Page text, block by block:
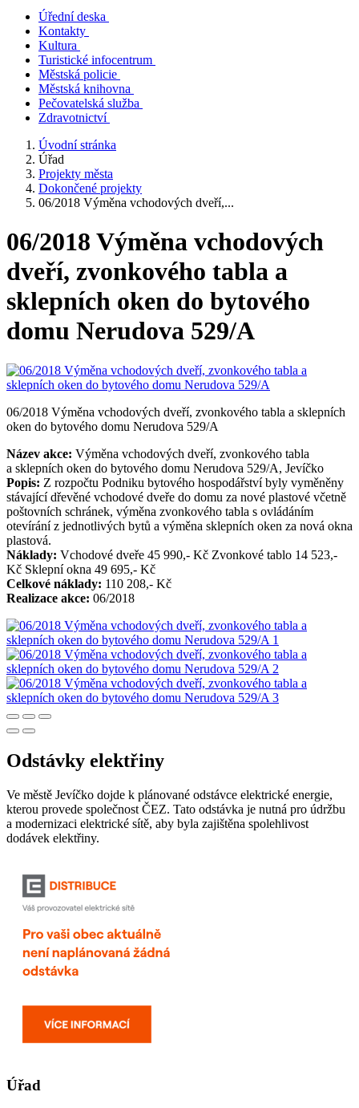
Úřední deska
Kontakty
Kultura
Turistické infocentrum
Městská policie
Městská knihovna
Pečovatelská služba
Zdravotnictví
Úvodní stránka
Úřad
Projekty města
Dokončené projekty
06/2018 Výměna vchodových dveří,...
06/2018 Výměna vchodových
dveří, zvonkového tabla a
sklepních oken do bytového
domu Nerudova 529/A
06/2018 Výměna vchodových dveří, zvonkového tabla a sklepních
oken do bytového domu Nerudova 529/A
Název akce: Výměna vchodových dveří, zvonkového tabla
a sklepních oken do bytového domu Nerudova 529/A, Jevíčko
Popis: Z rozpočtu Podniku bytového hospodářství byly vyměněny
stávající dřevěné vchodové dveře do domu za nové plastové včetně
poštovních schránek, výměna zvonkového tabla s ovládáním
otevírání z jednotlivých bytů a výměna sklepních oken za nová okna
plastová.
Náklady: Vchodové dveře 45 990,- Kč Zvonkové tablo 14 523,-
Kč Sklepní okna 49 695,- Kč
Celkové náklady: 110 208,- Kč
Realizace akce: 06/2018
Odstávky elektřiny
Ve městě Jevíčko dojde k plánované odstávce elektrické energie,
kterou provede společnost ČEZ. Tato odstávka je nutná pro údržbu
a modernizaci elektrické sítě, aby byla zajištěna spolehlivost
dodávek elektřiny.
Úřad